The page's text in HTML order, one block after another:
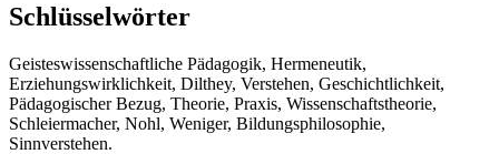
Schlüsselwörter
Geisteswissenschaftliche Pädagogik, Hermeneutik,
Erziehungswirklichkeit, Dilthey, Verstehen, Geschichtlichkeit,
Pädagogischer Bezug, Theorie, Praxis, Wissenschaftstheorie,
Schleiermacher, Nohl, Weniger, Bildungsphilosophie,
Sinnverstehen.